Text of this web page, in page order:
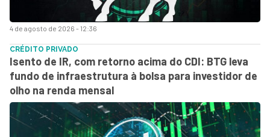
4 de agosto de 2026 - 12:36
CRÉDITO PRIVADO
Isento de IR, com retorno acima do CDI: BTG leva
fundo de infraestrutura à bolsa para investidor de
olho na renda mensal